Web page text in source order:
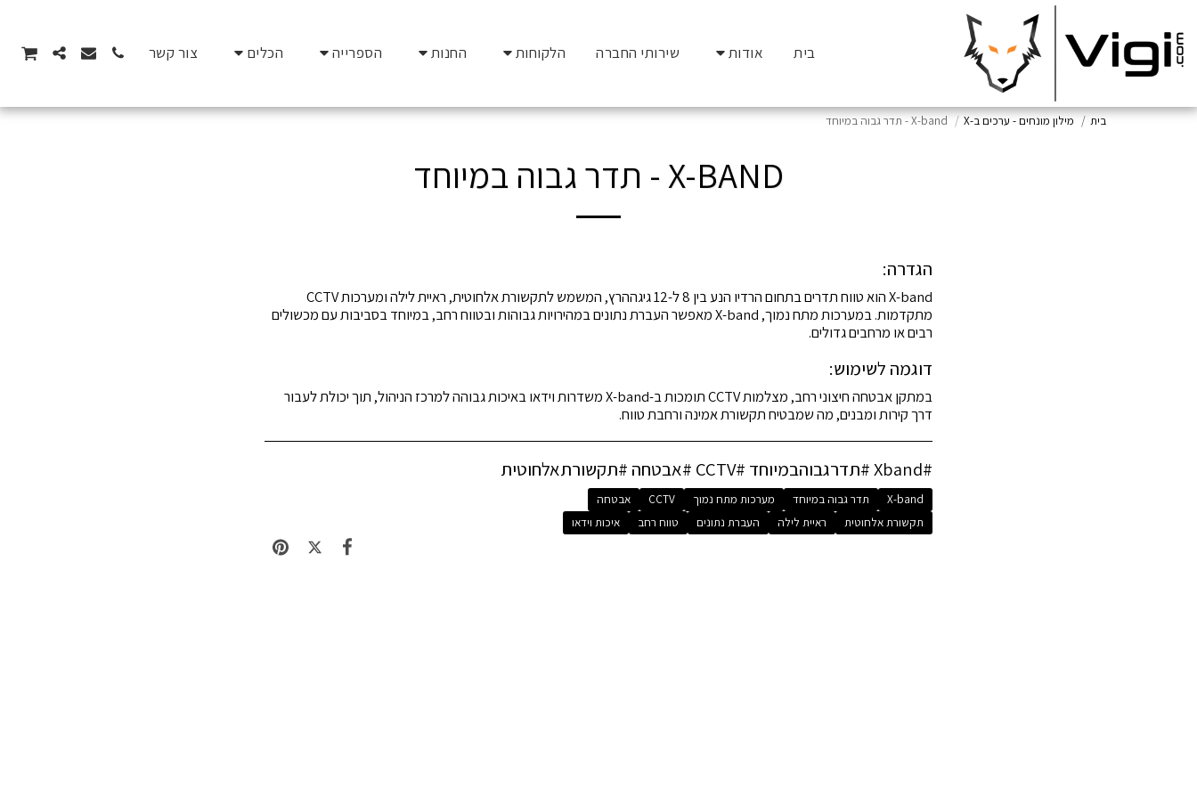
בית אודות שירותי החברה הלקוחות החנות הספרייה הכלים צור קשר
בית מילון מונחים - ערכים ב-X X-band - תדר גבוה במיוחד
X-BAND - תדר גבוה במיוחד
הגדרה:
X-band הוא טווח תדרים בתחום הרדיו הנע בין 8 ל-12 גיגההרץ, המשמש לתקשורת אלחוטית, ראיית לילה ומערכות CCTV
מתקדמות. במערכות מתח נמוך, X-band מאפשר העברת נתונים במהירויות גבוהות ובטווח רחב, במיוחד בסביבות עם מכשולים
רבים או מרחבים גדולים.
דוגמה לשימוש:
במתקן אבטחה חיצוני רחב, מצלמות CCTV תומכות ב-X-band משדרות וידאו באיכות גבוהה למרכז הניהול, תוך יכולת לעבור
דרך קירות ומבנים, מה שמבטיח תקשורת אמינה ורחבת טווח.
#Xband #תדרגבוהבמיוחד #CCTV #אבטחה #תקשורתאלחוטית
X-band תדר גבוה במיוחד מערכות מתח נמוך CCTV
אבטחה
תקשורת אלחוטית
ראיית לילה העברת נתונים טווח רחב איכות וידאו